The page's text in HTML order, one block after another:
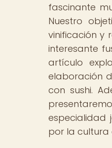
fascinante
Nuestro
vinificación y
interesante
artículo
elaboración
con sushi.
especialidad
por la cultura